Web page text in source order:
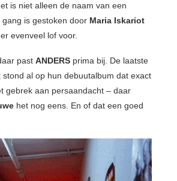
is niet alleen de naam van een
is gestoken door Maria Iskariot
er evenveel lof voor.
past ANDERS prima bij. De laatste
al op hun debuutalbum dat exact
gebrek aan persaandacht – daar
het nog eens. En of dat een goed